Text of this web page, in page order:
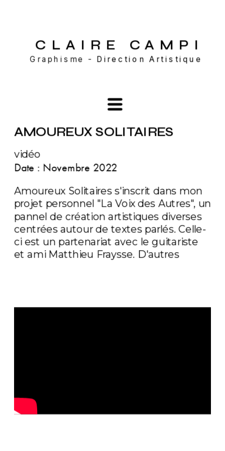
CLAIRE CAMP I
Graphisme - Direction Artistique
AMOUREUX SOLITAIRES
vidéo
Date : Novembre 2022
Amoureux Solitaires s'inscrit dans mon
projet personnel "La Voix des Autres", un
pannel de création artistiques diverses
centrées autour de textes parlés. Celle-
ci est un partenariat avec le guitariste
et ami Matthieu Fraysse. D'autres